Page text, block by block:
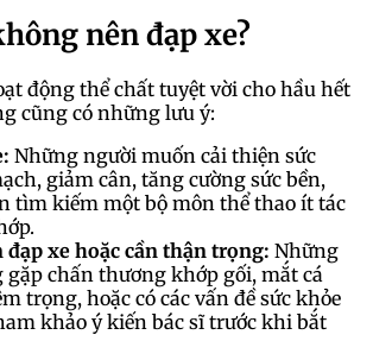
nên đạp xe?
động thể chất tuyệt vời cho hầu hết
cũng có những lưu ý:
Những người muốn cải thiện sức
giảm cân, tăng cường sức bền,
tìm kiếm một bộ môn thể thao ít tác
xe hoặc cần thận trọng: Những
gặp chấn thương khớp gối, mắt cá
trọng, hoặc có các vấn đề sức khỏe
khảo ý kiến bác sĩ trước khi bắt